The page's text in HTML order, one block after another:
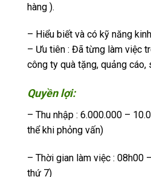
hàng ).
– Hiểu biết và có kỹ năng
– Ưu tiên : Đã từng làm việc
công ty quà tặng, quảng cáo,
Quyền lợi:
– Thu nhập : 6.000.000 –
thể khi phỏng vấn)
– Thời gian làm việc : 08h00
thứ 7)